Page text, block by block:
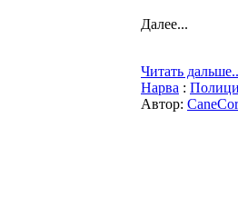
Далее...
Читать
Нарва :
Автор: